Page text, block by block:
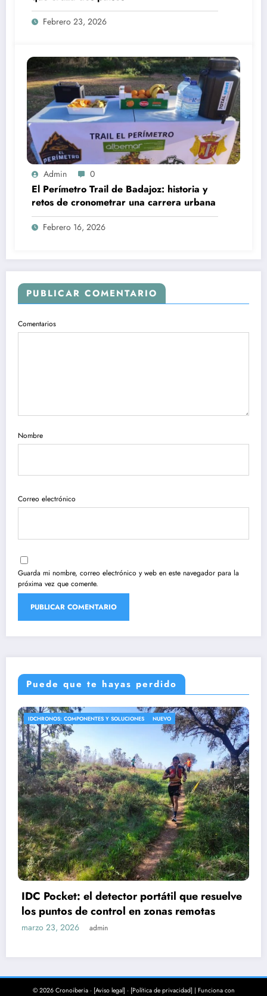
Febrero 23, 2026
Admin 0
El Perímetro Trail de Badajoz: historia y
retos de cronometrar una carrera urbana
Febrero 16, 2026
PUBLICAR COMENTARIO
Comentarios
Nombre
Correo electrónico
Guarda mi nombre, correo electrónico y web en este navegador para la
próxima vez que comente.
Puede que te hayas perdido
IDCHRONOS: COMPONENTES Y SOLUCIONES NUEVO
IDC Pocket: el detector portátil que resuelve
los puntos de control en zonas remotas
marzo 23, 2026 admin
© 2026 Cronoiberia · [Aviso legal] · [Política de privacidad] | Funciona con